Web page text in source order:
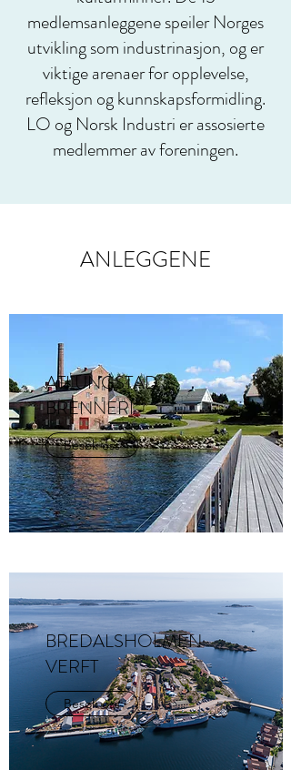
medlemsanleggene speiler Norges
utvikling som industrinasjon, og er
viktige arenaer for opplevelse,
refleksjon og kunnskapsformidling.
LO og Norsk Industri er assosierte
medlemmer av foreningen.
ANLEGGENE
ATLUNGSTAD
BRENNERI
Besøk oss
BREDALSHOLMEN
VERFT
Besøk oss